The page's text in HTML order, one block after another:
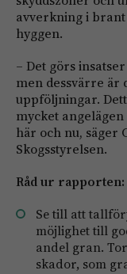
avverkning i
hyggen.
– Det görs
men dessvärre är
uppföljningar.
mycket
här och nu, säger
Skogsstyrelsen.
Råd ur rapporten:
Se till att
möjlighet till
andel gran.
skador, som